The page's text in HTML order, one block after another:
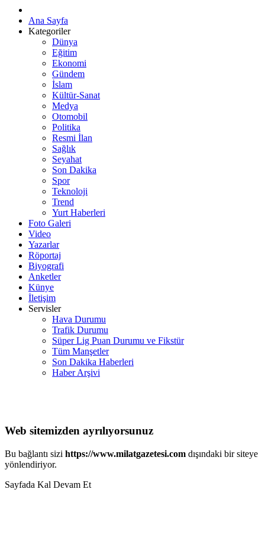
Ana Sayfa
Kategoriler
Dünya
Eğitim
Ekonomi
Gündem
İslam
Kültür-Sanat
Medya
Otomobil
Politika
Resmi İlan
Sağlık
Seyahat
Son Dakika
Spor
Teknoloji
Trend
Yurt Haberleri
Foto Galeri
Video
Yazarlar
Röportaj
Biyografi
Anketler
Künye
İletişim
Servisler
Hava Durumu
Trafik Durumu
Süper Lig Puan Durumu ve Fikstür
Tüm Manşetler
Son Dakika Haberleri
Haber Arşivi
Web sitemizden ayrılıyorsunuz
Bu bağlantı sizi https://www.milatgazetesi.com dışındaki bir siteye
yönlendiriyor.
Sayfada Kal Devam Et